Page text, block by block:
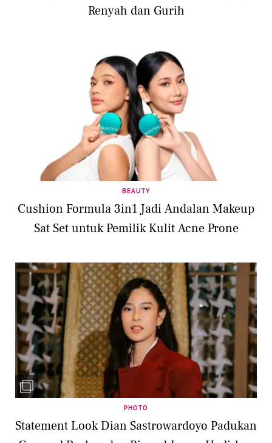
Renyah dan Gurih
BEAUTY
Cushion Formula 3in1 Jadi Andalan Makeup
Sat Set untuk Pemilik Kulit Acne Prone
PHOTO
Statement Look Dian Sastrowardoyo Padukan